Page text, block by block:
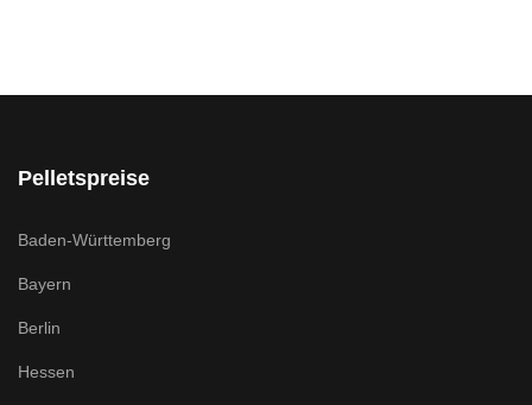
Pelletspreise
Baden-Württemberg
Bayern
Berlin
Hessen